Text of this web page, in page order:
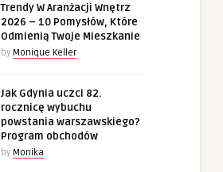
Trendy W Aranżacji Wnętrz
2026 – 10 Pomysłów, Które
Odmienią Twoje Mieszkanie
by Monique Keller
Jak Gdynia uczci 82.
rocznicę wybuchu
powstania warszawskiego?
Program obchodów
by Monika